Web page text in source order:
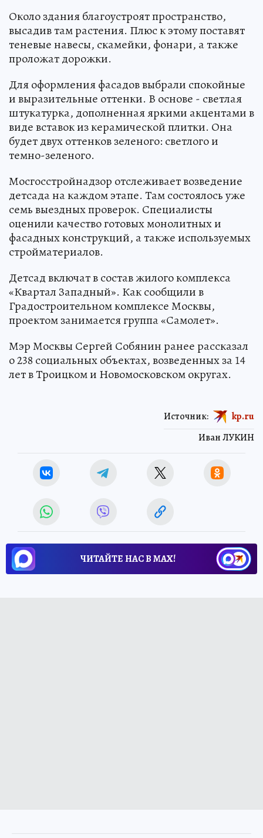
Около здания благоустроят пространство,
высадив там растения. Плюс к этому поставят
теневые навесы, скамейки, фонари, а также
проложат дорожки.
Для оформления фасадов выбрали спокойные
и выразительные оттенки. В основе - светлая
штукатурка, дополненная яркими акцентами в
виде вставок из керамической плитки. Она
будет двух оттенков зеленого: светлого и
темно-зеленого.
Мосгосстройнадзор отслеживает возведение
детсада на каждом этапе. Там состоялось уже
семь выездных проверок. Специалисты
оценили качество готовых монолитных и
фасадных конструкций, а также используемых
стройматериалов.
Детсад включат в состав жилого комплекса
«Квартал Западный». Как сообщили в
Градостроительном комплексе Москвы,
проектом занимается группа «Самолет».
Мэр Москвы Сергей Собянин ранее рассказал
о 238 социальных объектах, возведенных за 14
лет в Троицком и Новомосковском округах.
Иван ЛУКИН
Источник: kp.ru
ЧИТАЙТЕ НАС В МАХ!